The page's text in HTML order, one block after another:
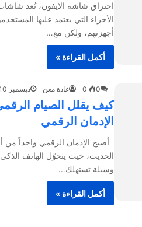
احتراق شاشة الايفون، تُعد
الأجزاء التي يعتمد عليها
أجهزتهم، ولكن مع…
أكمل القراءة »
غادة معن ديسمبر 10, 2025 0
كيف يقلل الصيام
الإدمان الرقمي
أصبح الإدمان الرقمي واحداً من
الحديث، حيث يتحوّل الهاتف
وسيلة تستهلك…
أكمل القراءة »